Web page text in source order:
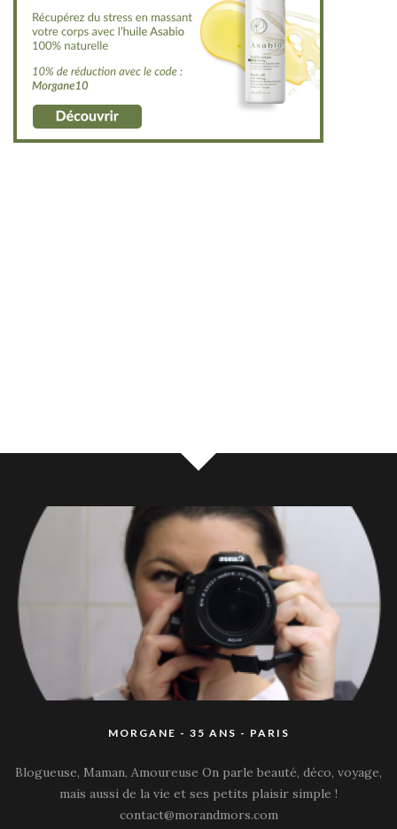
MORGANE - 35 ANS - PARIS
Blogueuse, Maman, Amoureuse On parle beauté, déco, voyage,
mais aussi de la vie et ses petits plaisir simple !
contact@morandmors.com